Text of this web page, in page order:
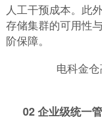
人工干预成本。此
存储集群的可用性
阶保障。
电科金
02企业级统一